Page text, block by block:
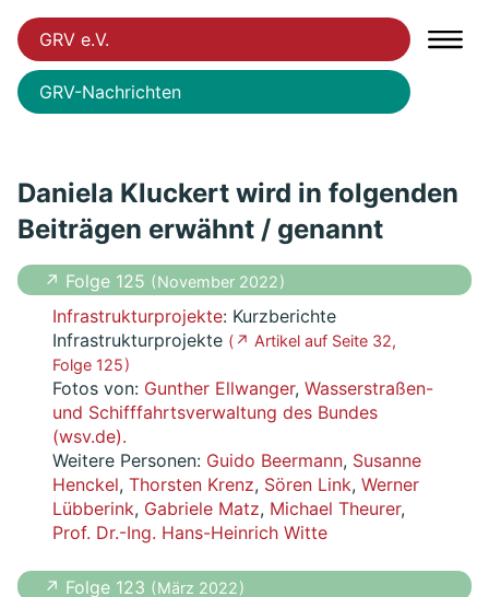
GRV e.V.
GRV-Nachrichten
Daniela Kluckert wird in folgenden
Beiträgen erwähnt / genannt
↗ Folge 125 ( November 2022 )
Infrastrukturprojekte: Kurzberichte
Infrastrukturprojekte ( ↗ Artikel auf Seite 32,
Folge 125 )
Fotos von: Gunther Ellwanger, Wasserstraßen-
und Schifffahrtsverwaltung des Bundes
(wsv.de).
Weitere Personen: Guido Beermann, Susanne
Henckel, Thorsten Krenz, Sören Link, Werner
Lübberink, Gabriele Matz, Michael Theurer,
Prof. Dr.-Ing. Hans-Heinrich Witte
↗ Folge 123 ( März 2022 )